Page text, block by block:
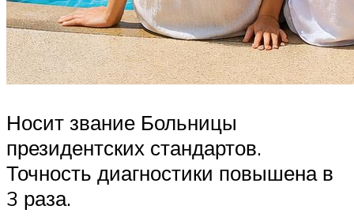
Носит звание Больницы
президентских стандартов.
Точность диагностики повышена в
3 раза.